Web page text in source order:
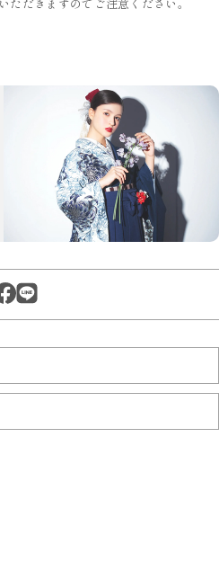
ただきますのでご注意ください。